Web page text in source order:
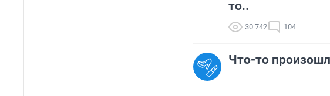
то..
30 742 104
Что-то